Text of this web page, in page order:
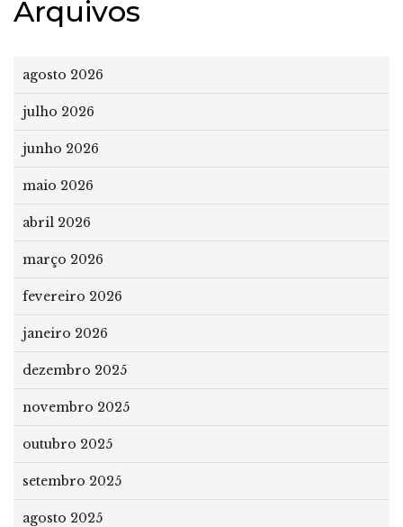
Arquivos
agosto 2026
julho 2026
junho 2026
maio 2026
abril 2026
março 2026
fevereiro 2026
janeiro 2026
dezembro 2025
novembro 2025
outubro 2025
setembro 2025
agosto 2025